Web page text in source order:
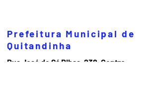
Prefeitura Municipal de
Quitandinha
Rua José de Sá Ribas, 238, Centro,